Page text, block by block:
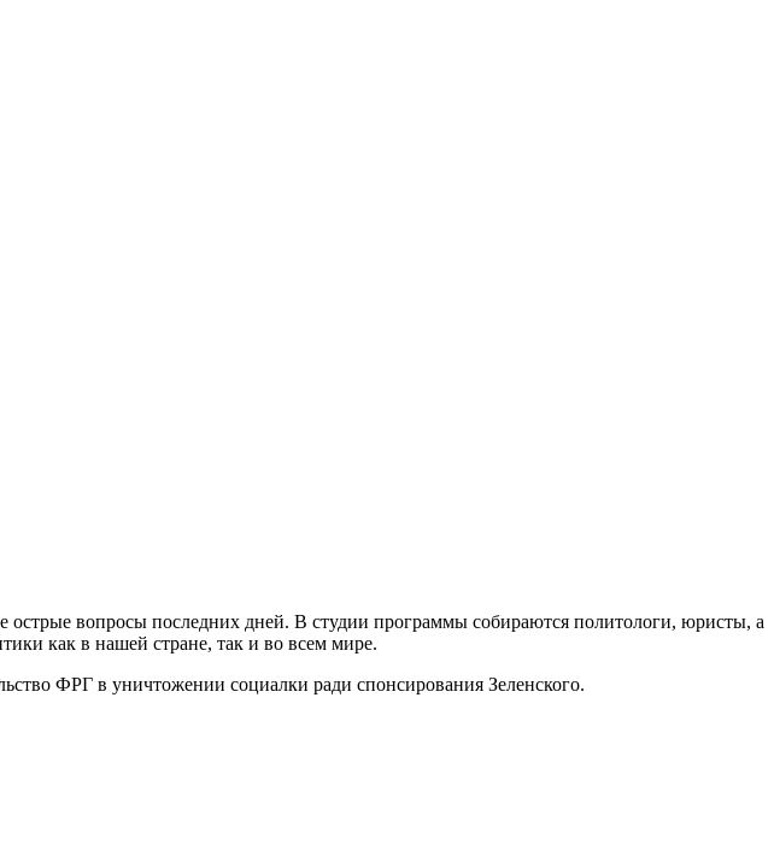
вопросы последних дней. В студии программы собираются политологи, юристы, а
как в нашей стране, так и во всем мире.
ФРГ в уничтожении социалки ради спонсирования Зеленского.